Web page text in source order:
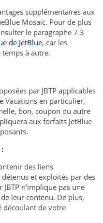
supplémentaires aux
Mosaic. Pour de plus
le paragraphe 7.3
de JetBlue, car les
à autre.
par JBTP applicables
Vacations en particulier,
bon, coupon ou autre
aux forfaits JetBlue
des liens
et exploités par des
n’implique pas une
leur contenu. De plus,
découlant de votre